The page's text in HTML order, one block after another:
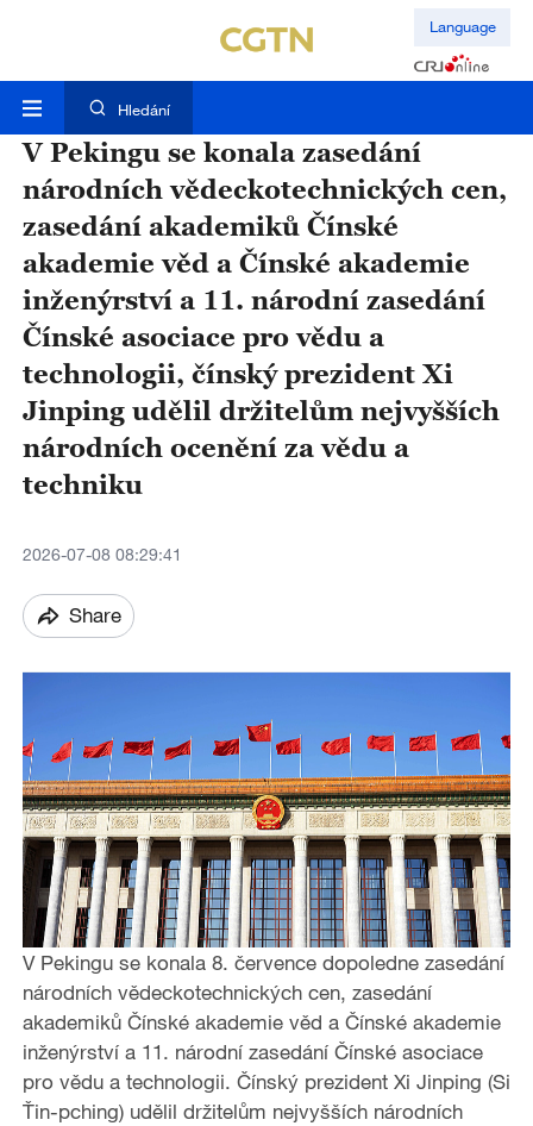
Language
Hledání
V Pekingu se konala zasedání
národních vědeckotechnických cen,
zasedání akademiků Čínské
akademie věd a Čínské akademie
inženýrství a 11. národní zasedání
Čínské asociace pro vědu a
technologii, čínský prezident Xi
Jinping udělil držitelům nejvyšších
národních ocenění za vědu a
techniku
2026-07-08 08:29:41
Share
V Pekingu se konala 8. července dopoledne zasedání
národních vědeckotechnických cen, zasedání
akademiků Čínské akademie věd a Čínské akademie
inženýrství a 11. národní zasedání Čínské asociace
pro vědu a technologii. Čínský prezident Xi Jinping (Si
Ťin-pching) udělil držitelům nejvyšších národních